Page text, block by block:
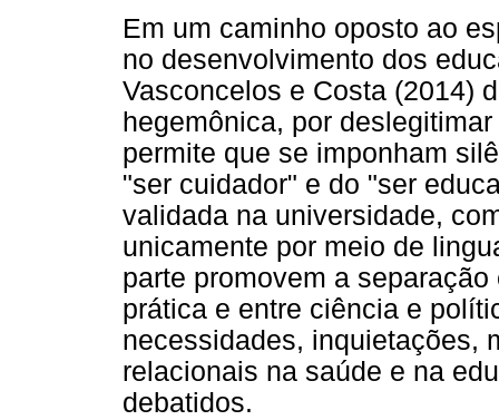
Em um caminho oposto ao
no desenvolvimento dos
Vasconcelos e Costa (2014)
hegemônica, por
permite que se imponham
"ser cuidador" e do "ser
validada na universidade,
unicamente por meio de
parte promovem a
prática e entre ciência e
necessidades, inquietações,
relacionais na saúde e na
debatidos.